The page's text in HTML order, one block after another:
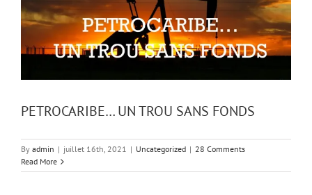
PETROCARIBE… UN TROU SANS FONDS
By admin | juillet 16th, 2021 | Uncategorized | 28 Comments
Read More